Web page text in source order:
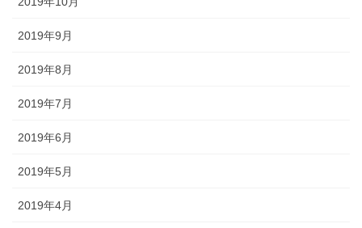
2019年9月
2019年8月
2019年7月
2019年6月
2019年5月
2019年4月